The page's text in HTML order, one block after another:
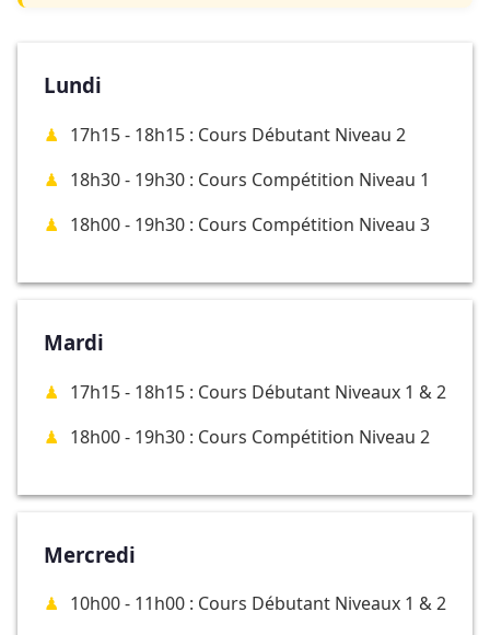
Lundi
17h15 - 18h15 : Cours Débutant Niveau 2
18h30 - 19h30 : Cours Compétition Niveau 1
18h00 - 19h30 : Cours Compétition Niveau 3
Mardi
17h15 - 18h15 : Cours Débutant Niveaux 1 & 2
18h00 - 19h30 : Cours Compétition Niveau 2
Mercredi
10h00 - 11h00 : Cours Débutant Niveaux 1 & 2